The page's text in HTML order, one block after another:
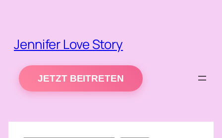
Jennifer Love Story
JETZT BEITRETEN